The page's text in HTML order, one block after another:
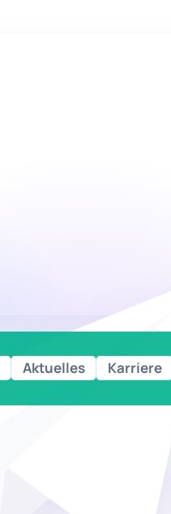
Aktuelles Karriere